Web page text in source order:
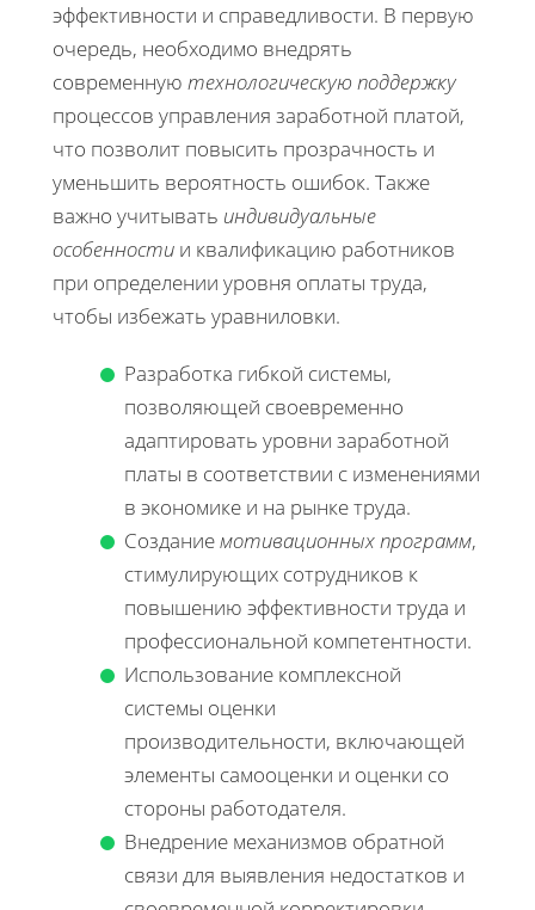
эффективности и справедливости. В первую
очередь, необходимо внедрять
современную технологическую поддержку
процессов управления заработной платой,
что позволит повысить прозрачность и
уменьшить вероятность ошибок. Также
важно учитывать индивидуальные
особенности и квалификацию работников
при определении уровня оплаты труда,
чтобы избежать уравниловки.
Разработка гибкой системы,
позволяющей своевременно
адаптировать уровни заработной
платы в соответствии с изменениями
в экономике и на рынке труда.
Созданиемотивационных программ,
стимулирующих сотрудников к
повышению эффективности труда и
профессиональной компетентности.
Использование комплексной
системы оценки
производительности, включающей
элементы самооценки и оценки со
стороны работодателя.
Внедрение механизмов обратной
связи для выявления недостатков и